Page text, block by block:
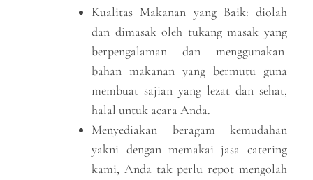
Kualitas Makanan yang Baik: diolah
dan dimasak oleh tukang masak yang
berpengalaman dan menggunakan
bahan makanan yang bermutu guna
membuat sajian yang lezat dan sehat,
halal untuk acara Anda.
Menyediakan beragam kemudahan
yakni dengan memakai jasa catering
kami, Anda tak perlu repot mengolah